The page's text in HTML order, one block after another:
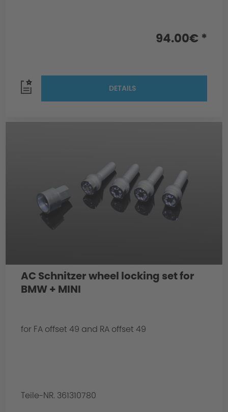
94.00€ *
DETAILS
AC Schnitzer wheel locking set for
BMW + MINI
for FA offset 49 and RA offset 49
Teile-NR. 361310780